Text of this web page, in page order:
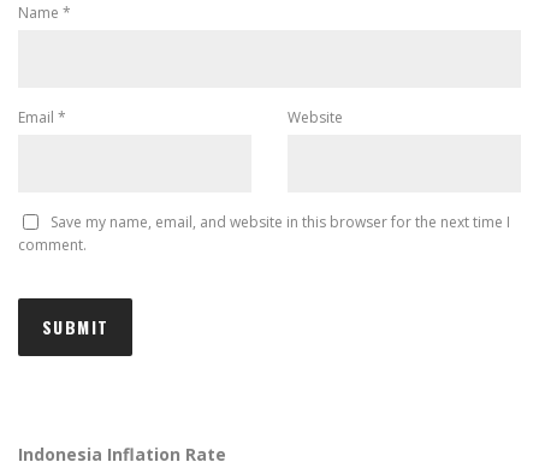
Name *
Email * Website
Save my name, email, and website in this browser for the next time I
comment.
Indonesia Inflation Rate